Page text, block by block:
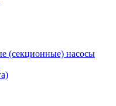
(секционные) насосы